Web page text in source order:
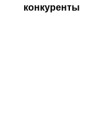
конкуренты